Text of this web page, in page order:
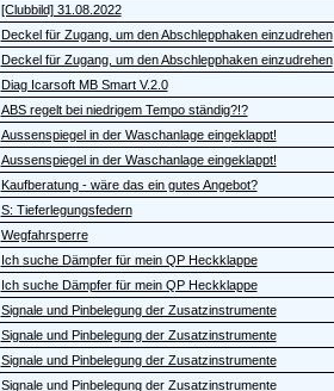
[Clubbild] 31.08.2022
Deckel für Zugang, um den Abschlepphaken einzudrehen
Deckel für Zugang, um den Abschlepphaken einzudrehen
Diag Icarsoft MB Smart V.2.0
ABS regelt bei niedrigem Tempo ständig?!?
Aussenspiegel in der Waschanlage eingeklappt!
Aussenspiegel in der Waschanlage eingeklappt!
Kaufberatung - wäre das ein gutes Angebot?
S: Tieferlegungsfedern
Wegfahrsperre
Ich suche Dämpfer für mein QP Heckklappe
Ich suche Dämpfer für mein QP Heckklappe
Signale und Pinbelegung der Zusatzinstrumente
Signale und Pinbelegung der Zusatzinstrumente
Signale und Pinbelegung der Zusatzinstrumente
Signale und Pinbelegung der Zusatzinstrumente